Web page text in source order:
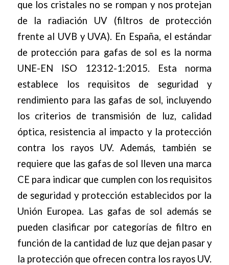
que los cristales no se rompan y nos protejan
de la radiación UV (filtros de protección
frente al UVB y UVA). En España, el estándar
de protección para gafas de sol es la norma
UNE-EN ISO 12312-1:2015. Esta norma
establece los requisitos de seguridad y
rendimiento para las gafas de sol, incluyendo
los criterios de transmisión de luz, calidad
óptica, resistencia al impacto y la protección
contra los rayos UV. Además, también se
requiere que las gafas de sol lleven una marca
CE para indicar que cumplen con los requisitos
de seguridad y protección establecidos por la
Unión Europea. Las gafas de sol además se
pueden clasificar por categorías de filtro en
función de la cantidad de luz que dejan pasar y
la protección que ofrecen contra los rayos UV.